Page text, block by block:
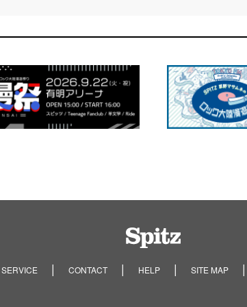
CONTACT HELP SITE MAP